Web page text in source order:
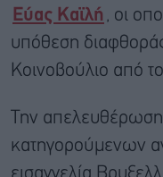
Εύας Καϊλή
, οι
υπόθεση
Κοινοβούλιο από
Την
κατηγορούμενων
εισαγγελία